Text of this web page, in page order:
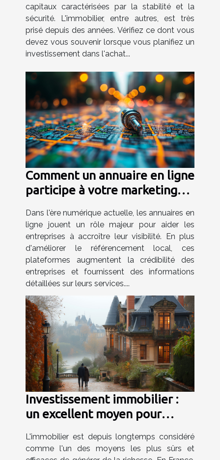
capitaux caractérisées par la stabilité et la
sécurité. L'immobilier, entre autres, est très
prisé depuis des années. Vérifiez ce dont vous
devez vous souvenir lorsque vous planifiez un
investissement dans l'achat...
Comment un annuaire en ligne
participe à votre marketing
Dans l'ère numérique actuelle, les annuaires en
ligne jouent un rôle majeur pour aider les
entreprises à accroître leur visibilité. En plus
d'améliorer le référencement local, ces
plateformes augmentent la crédibilité des
entreprises et fournissent des informations
détaillées sur leurs services....
Investissement immobilier :
un excellent moyen pour
L'immobilier est depuis longtemps considéré
comme l'un des moyens les plus sûrs et